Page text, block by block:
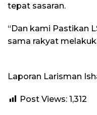
tepat sasaran.
“Dan kami Pastikan
sama rakyat
Laporan Larisman
Post Views: 1,312